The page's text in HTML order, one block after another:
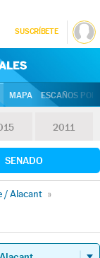
SUSCRÍBETE
MAPA ESCAÑOS
2011
SENADO
/ Alacant »